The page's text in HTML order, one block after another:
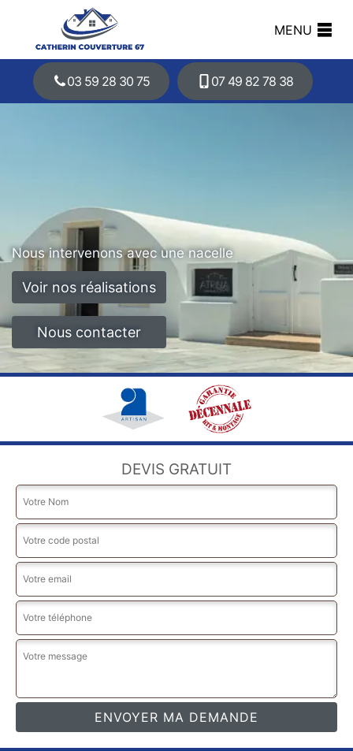
MENU
03 59 28 30 75 07 49 82 78 38
Nous intervenons avec une nacelle
Voir nos réalisations
Nous contacter
DEVIS GRATUIT